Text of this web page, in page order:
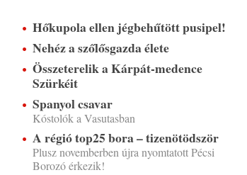
Hőkupola ellen jégbehűtött pusipel!
Nehéz a szőlősgazda élete
Összeterelik a Kárpát-medence
Szürkéit
Spanyol csavar
Kóstolók a Vasutasban
A régió top25 bora – tizenötödször
Plusz novemberben újra nyomtatott Pécsi
Borozó érkezik!